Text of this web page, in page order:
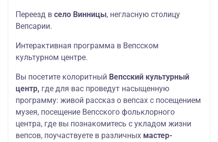
Переезд в село Винницы, негласную столицу
Вепсарии.
Интерактивная программа в Вепсском
культурном центре.
Вы посетите колоритный Вепсский культурный
центр, где для вас проведут насыщенную
программу: живой рассказ о вепсах с посещением
музея, посещение Вепсского фольклорного
центра, где вы познакомитесь с укладом жизни
вепсов, поучаствуете в различных мастер-